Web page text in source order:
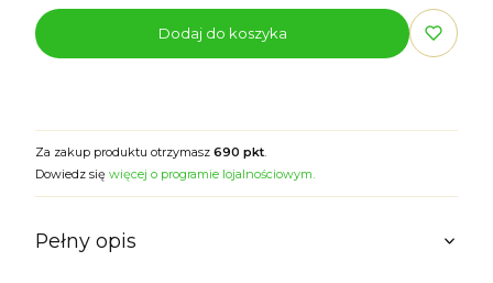
Dodaj do koszyka
Za zakup produktu otrzymasz 690 pkt.
Dowiedz się więcej o programie lojalnościowym.
Pełny opis